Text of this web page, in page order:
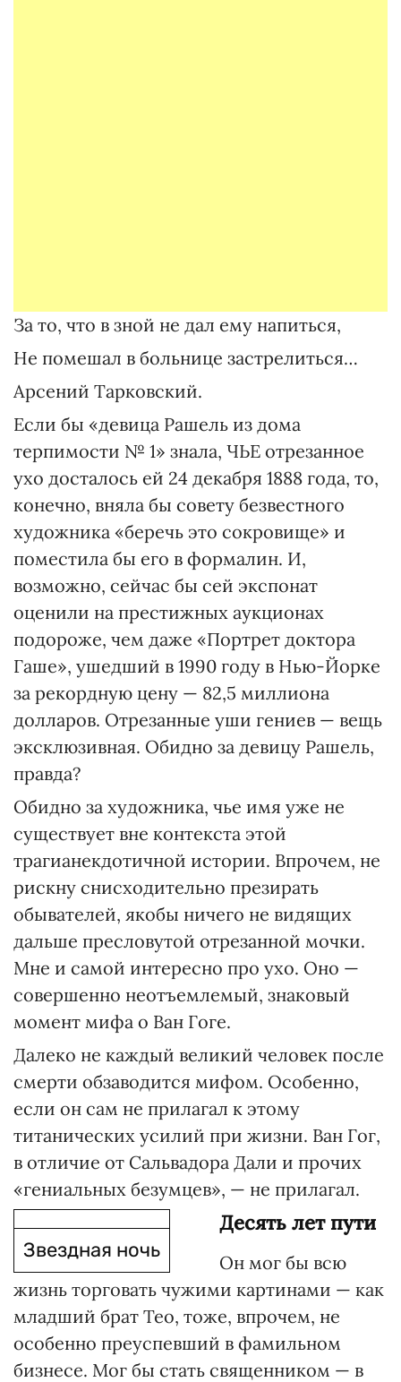
За то, что в зной не дал ему напиться,
Не помешал в больнице застрелиться…
Арсений Тарковский.
Если бы «девица Рашель из дома
терпимости № 1» знала, ЧЬЕ отрезанное
ухо досталось ей 24 декабря 1888 года, то,
конечно, вняла бы совету безвестного
художника «беречь это сокровище» и
поместила бы его в формалин. И,
возможно, сейчас бы сей экспонат
оценили на престижных аукционах
подороже, чем даже «Портрет доктора
Гаше», ушедший в 1990 году в Нью-Йорке
за рекордную цену — 82,5 миллиона
долларов. Отрезанные уши гениев — вещь
эксклюзивная. Обидно за девицу Рашель,
правда?
Обидно за художника, чье имя уже не
существует вне контекста этой
трагианекдотичной истории. Впрочем, не
рискну снисходительно презирать
обывателей, якобы ничего не видящих
дальше пресловутой отрезанной мочки.
Мне и самой интересно про ухо. Оно —
совершенно неотъемлемый, знаковый
момент мифа о Ван Гоге.
Далеко не каждый великий человек после
смерти обзаводится мифом. Особенно,
если он сам не прилагал к этому
титанических усилий при жизни. Ван Гог,
в отличие от Сальвадора Дали и прочих
«гениальных безумцев», — не прилагал.
Звездная ночь
Десять лет пути
Он мог бы всю
жизнь торговать чужими картинами — как
младший брат Тео, тоже, впрочем, не
особенно преуспевший в фамильном
бизнесе. Мог бы стать священником — в